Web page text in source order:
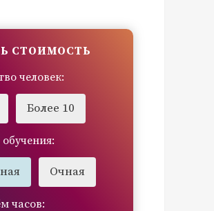
СТОИМОСТЬ
человек:
Более 10
Очная
часов: